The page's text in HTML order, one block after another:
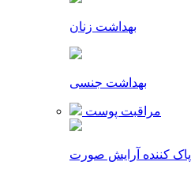
بهداشت زنان
بهداشت جنسی
مراقبت پوست
پاک کننده آرایش صورت